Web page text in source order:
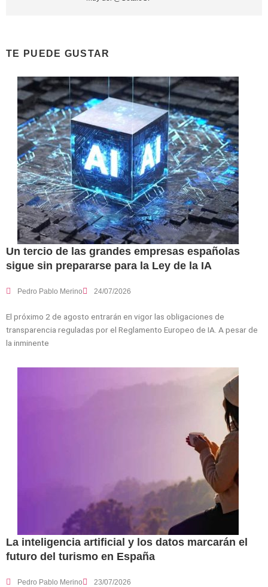
TE PUEDE GUSTAR
Un tercio de las grandes empresas españolas
sigue sin prepararse para la Ley de la IA
Pedro Pablo Merino 24/07/2026
El próximo 2 de agosto entrarán en vigor las obligaciones de
transparencia reguladas por el Reglamento Europeo de IA. A pesar de
la inminente
La inteligencia artificial y los datos marcarán el
futuro del turismo en España
Pedro Pablo Merino 23/07/2026